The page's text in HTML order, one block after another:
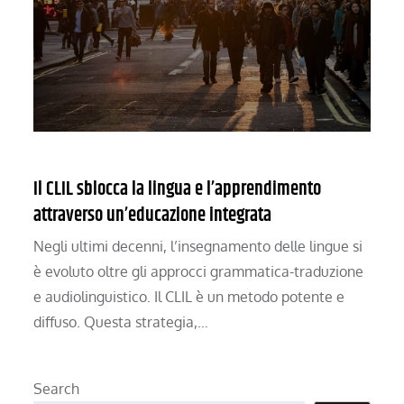
Il CLIL sblocca la lingua e l’apprendimento
attraverso un’educazione integrata
Negli ultimi decenni, l’insegnamento delle lingue si
è evoluto oltre gli approcci grammatica-traduzione
e audiolinguistico. Il CLIL è un metodo potente e
diffuso. Questa strategia,…
Search